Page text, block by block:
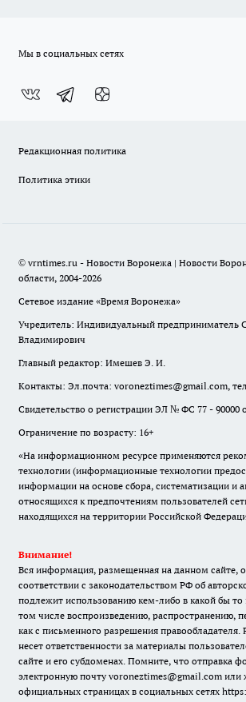
Мы в социальных сетях
Редакционная политика
Политика этики
© vrntimes.ru - Новости Воронежа | Новости
области, 2004-2026
Сетевое издание «Время Воронежа»
Учредитель: Индивидуальный предприниматель
Владимирович
Главный редактор: Имешев Э. И.
Контакты: Эл.почта: voroneztimes@gmail.com,
Свидетельство о регистрации ЭЛ № ФС 77 - 90000
Ограничение по возрасту: 16+
«На информационном ресурсе применяются
технологии (информационные технологии
информации на основе сбора, систематизации и
относящихся к предпочтениям пользователей
находящихся на территории Российской
Внимание!
Вся информация, размещенная на данном сайте,
соответствии с законодательством РФ об
подлежит использованию кем-либо в какой бы
том числе воспроизведению, распространению,
как с письменного разрешения правообладателя.
несет ответственности за материалы
сайте и его субдоменах. Помните, что отправка
электронную почту voroneztimes@gmail.com или
официальных страницах в социальных сетях